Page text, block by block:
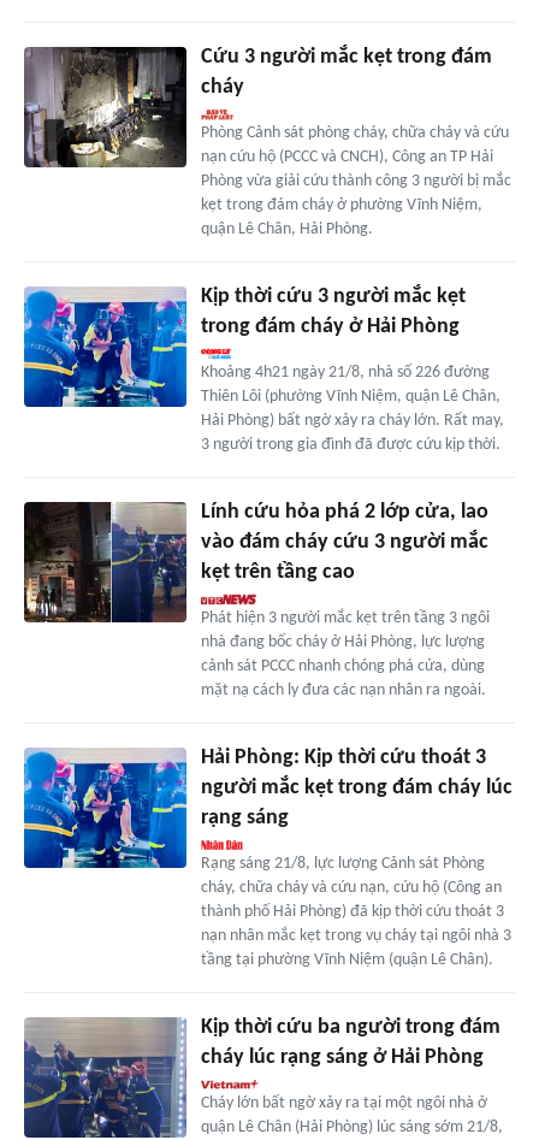
Cứu 3 người mắc kẹt trong đám
cháy
Phòng Cảnh sát phòng cháy, chữa cháy và cứu
nạn cứu hộ (PCCC và CNCH), Công an TP Hải
Phòng vừa giải cứu thành công 3 người bị mắc
kẹt trong đám cháy ở phường Vĩnh Niệm,
quận Lê Chân, Hải Phòng.
Kịp thời cứu 3 người mắc kẹt
trong đám cháy ở Hải Phòng
Khoảng 4h21 ngày 21/8, nhà số 226 đường
Thiên Lôi (phường Vĩnh Niệm, quận Lê Chân,
Hải Phòng) bất ngờ xảy ra cháy lớn. Rất may,
3 người trong gia đình đã được cứu kịp thời.
Lính cứu hỏa phá 2 lớp cửa, lao
vào đám cháy cứu 3 người mắc
kẹt trên tầng cao
Phát hiện 3 người mắc kẹt trên tầng 3 ngôi
nhà đang bốc cháy ở Hải Phòng, lực lượng
cảnh sát PCCC nhanh chóng phá cửa, dùng
mặt nạ cách ly đưa các nạn nhân ra ngoài.
Hải Phòng: Kịp thời cứu thoát 3
người mắc kẹt trong đám cháy lúc
rạng sáng
Rạng sáng 21/8, lực lượng Cảnh sát Phòng
cháy, chữa cháy và cứu nạn, cứu hộ (Công an
thành phố Hải Phòng) đã kịp thời cứu thoát 3
nạn nhân mắc kẹt trong vụ cháy tại ngôi nhà 3
tầng tại phường Vĩnh Niệm (quận Lê Chân).
Kịp thời cứu ba người trong đám
cháy lúc rạng sáng ở Hải Phòng
Cháy lớn bất ngờ xảy ra tại một ngôi nhà ở
quận Lê Chân (Hải Phòng) lúc sáng sớm 21/8,